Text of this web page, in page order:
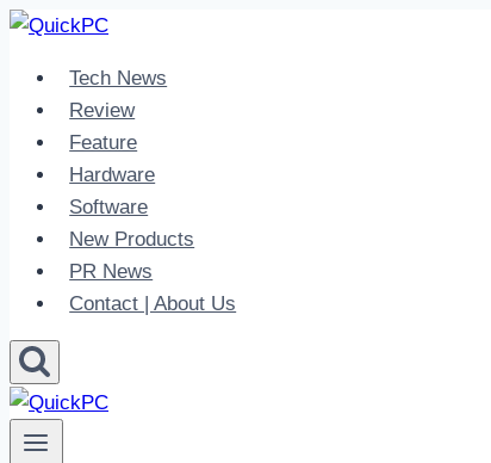
Skip
contentTech News
Review
Feature
Hardware
Software
New Products
PR News
Contact | About Us